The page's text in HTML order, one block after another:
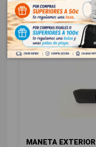
CARROCERÍA
MANETA